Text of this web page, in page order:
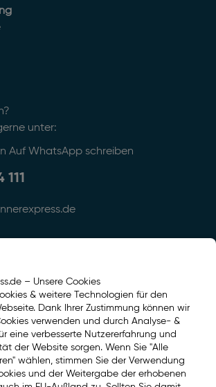
unter:
Auf WhatsApp schreiben
111
– Unsere Cookies
& weitere Technologien für den
Dank Ihrer Zustimmung können wir
verwenden und durch Analyse- &
eine verbesserte Nutzererfahrung und
der Website sorgen. Wenn Sie "Alle
wählen, stimmen Sie der Verwendung
und der Weitergabe der erhobenen